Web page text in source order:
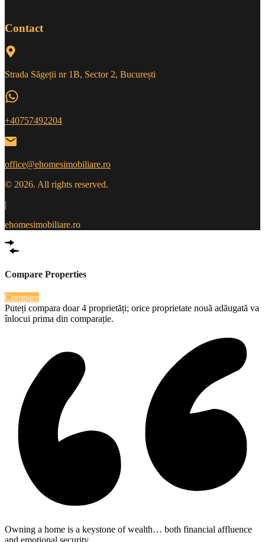
Contact
Strada Săgeții nr 1B, Sector 2, București
+40757492204
office@ehomesimobiliare.ro
© 2026. All rights reserved.
|
ehomesimobiliare.ro
Compare Properties
Compare
Puteți compara doar 4 proprietăți; orice proprietate nouă adăugată va
înlocui prima din comparație.
Owning a home is a keystone of wealth… both financial affluence